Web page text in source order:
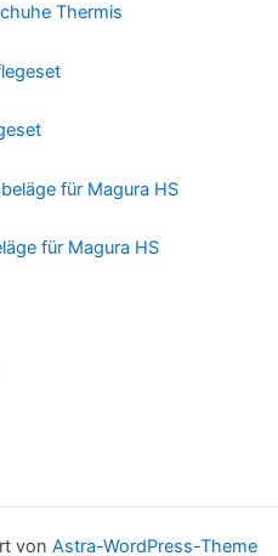
Thermis
für Magura HS
von Astra-WordPress-Theme